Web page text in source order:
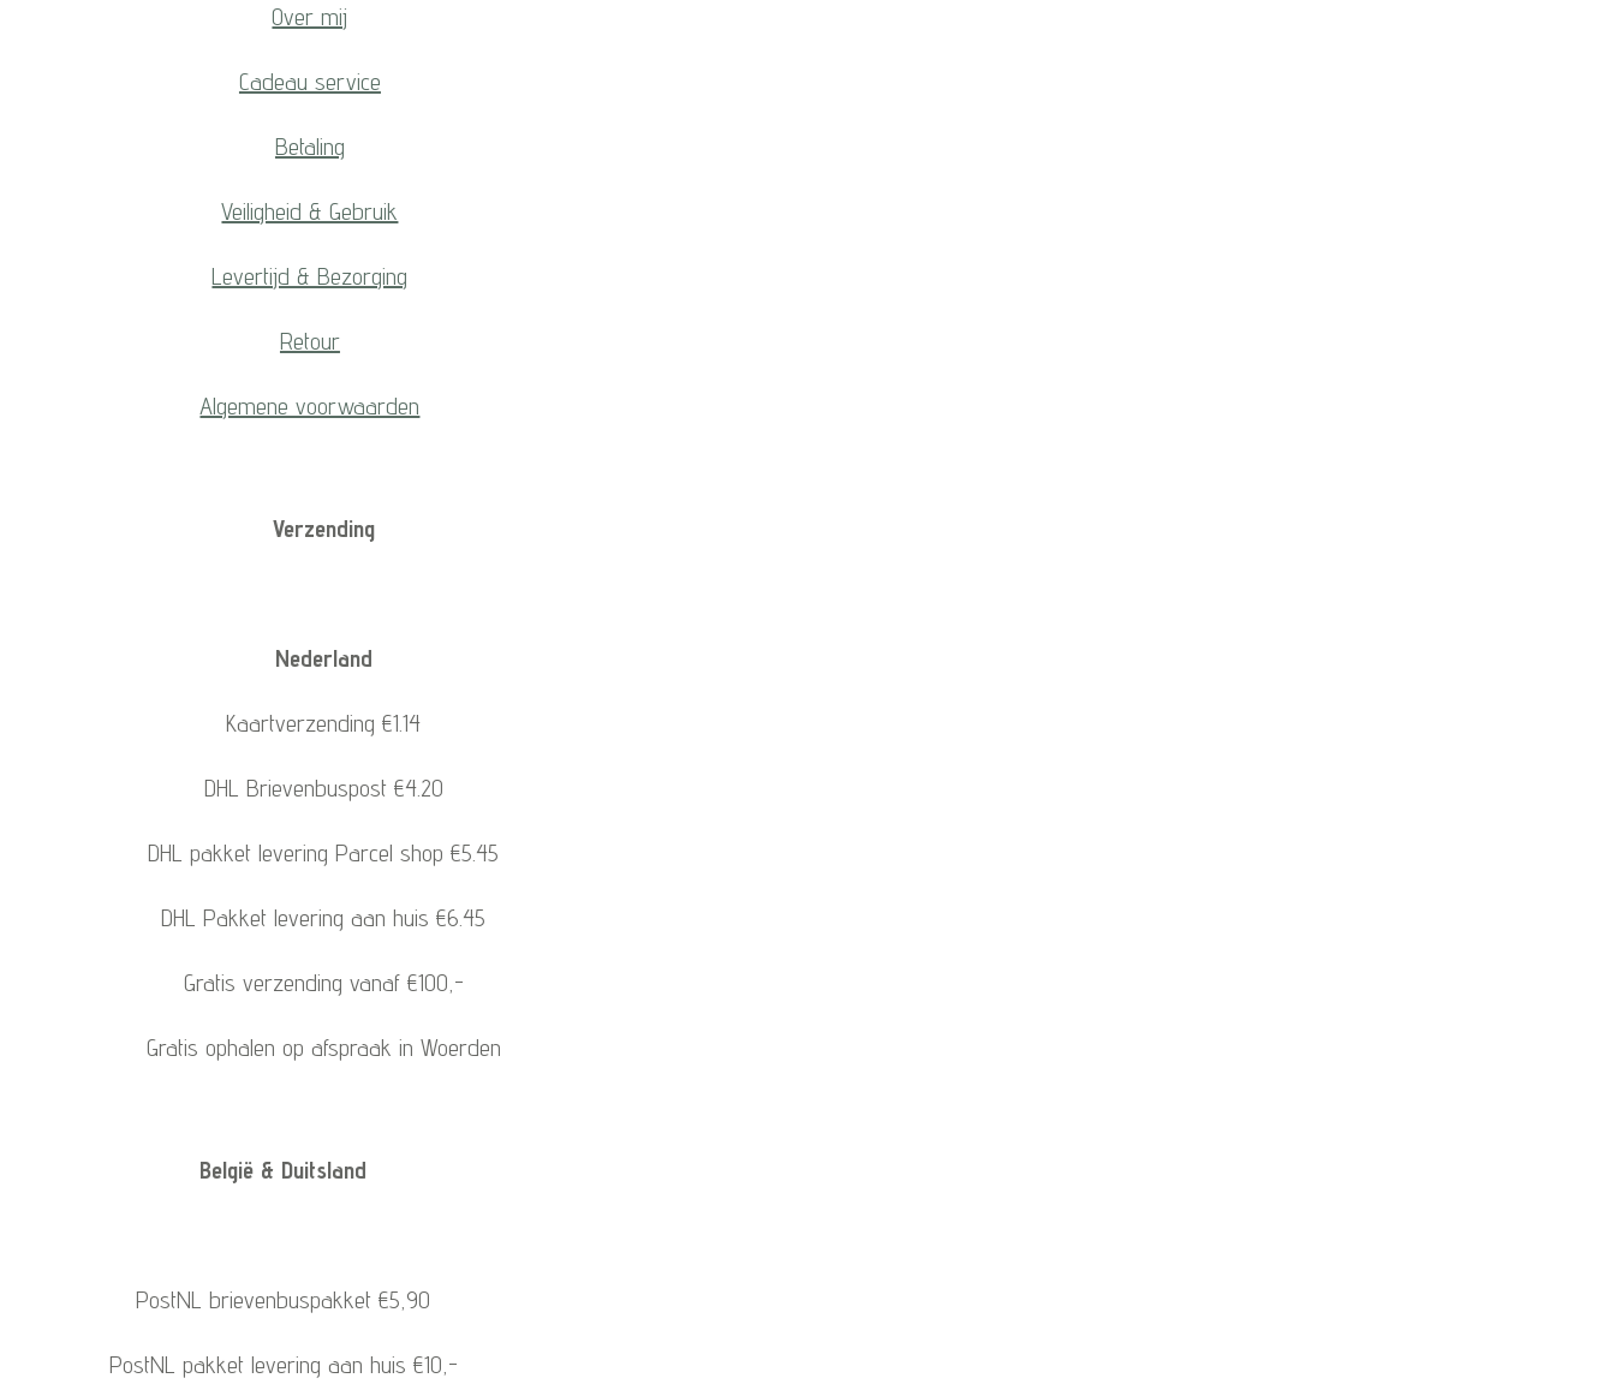
Over mij
Cadeau service
Betaling
Veiligheid & Gebruik
Levertijd & Bezorging
Retour
Algemene voorwaarden
Verzending
Nederland
Kaartverzending €1.14
DHL Brievenbuspost €4.20
DHL pakket levering Parcel shop €5.45
DHL Pakket levering aan huis €6.45
Gratis verzending vanaf €100,-
Gratis ophalen op afspraak in Woerden
België & Duitsland
PostNL brievenbuspakket €5,90
PostNL pakket levering aan huis €10,-